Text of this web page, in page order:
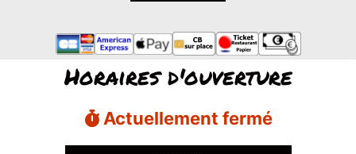
Horaires d'ouverture
Actuellement fermé